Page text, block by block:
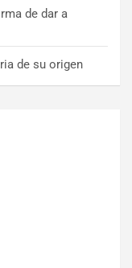
de dar a
de su origen